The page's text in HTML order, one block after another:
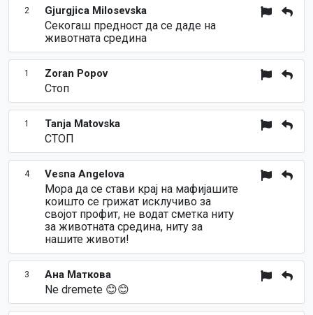
2 Gjurgjica Milosevska
Секогаш предност да се даде на
животната средина
1 Zoran Popov
Стоп
1 Tanja Matovska
СТОП
4 Vesna Angelova
Мора да се стави крај на мафијашите
коишто се грижат исклучиво за
својот профит, не водат сметка ниту
за животната средина, ниту за
нашите животи!
3 Ана Маткова
Ne dremete 😊😊